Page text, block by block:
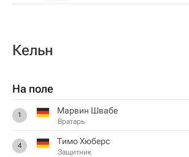
Кельн
На поле
1 Марвин Швабе
Вратарь
4 Тимо Хюберс
Защитник